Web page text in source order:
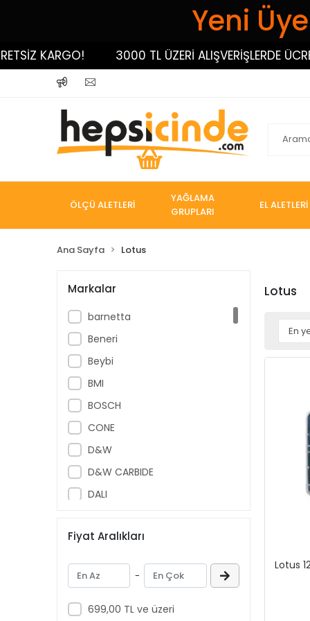
Yeni
KARGO! 3000 TL ÜZERİ ALIŞVERİŞLERDE
ÖLÇÜ ALETLERİ
YAĞLAMA
GRUPLARI
EL ALETLERİ
Ana Sayfa Lotus
Markalar
barnetta
Beneri
Beybi
BMI
BOSCH
CONE
D&W
D&W CARBIDE
DALI
DW
DWCarbide
DWMachinery
DWMeasuring
Fiyat Aralıkları
-
699,00 TL ve üzeri
Lotus
Lotus